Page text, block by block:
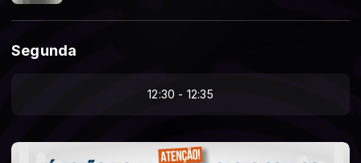
Segunda
12:30 - 12:35